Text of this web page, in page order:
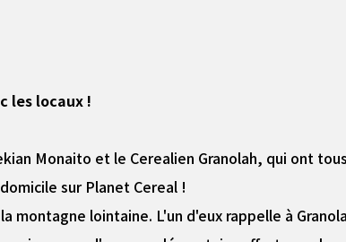
les locaux !
Monaito et le Cerealien Granolah, qui ont
sur Planet Cereal !
lointaine. L'un d'eux rappelle à